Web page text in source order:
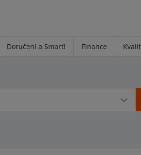
Doručení a Smart! Finance